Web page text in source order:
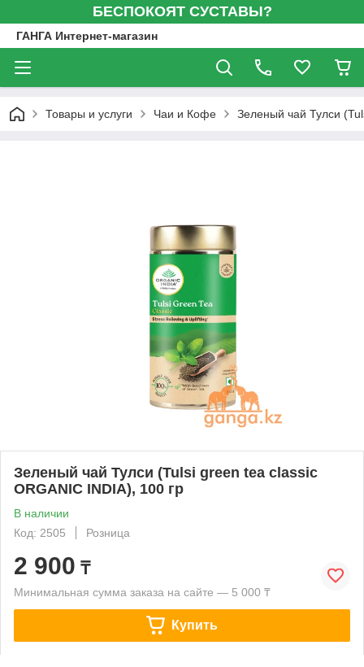
БЕСПОКОЯТ СУСТАВЫ?
ГАНГА Интернет-магазин
Товары и услуги Чаи и Кофе Зеленый чай Тулси
Зеленый чай Тулси (Tulsi green tea classic
ORGANIC INDIA), 100 гр
В наличии
Код: 2505
Розница
2 900 ₸
Минимальная сумма заказа на сайте — 5 000 ₸
Купить